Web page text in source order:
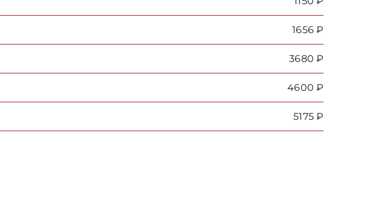
1656 ₽
3680 ₽
4600 ₽
5175 ₽